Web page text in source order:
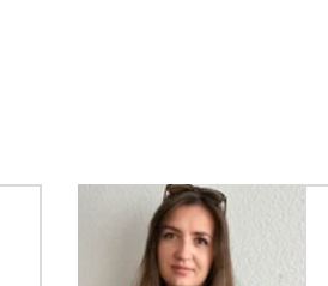
palcem, aby zobaczyć